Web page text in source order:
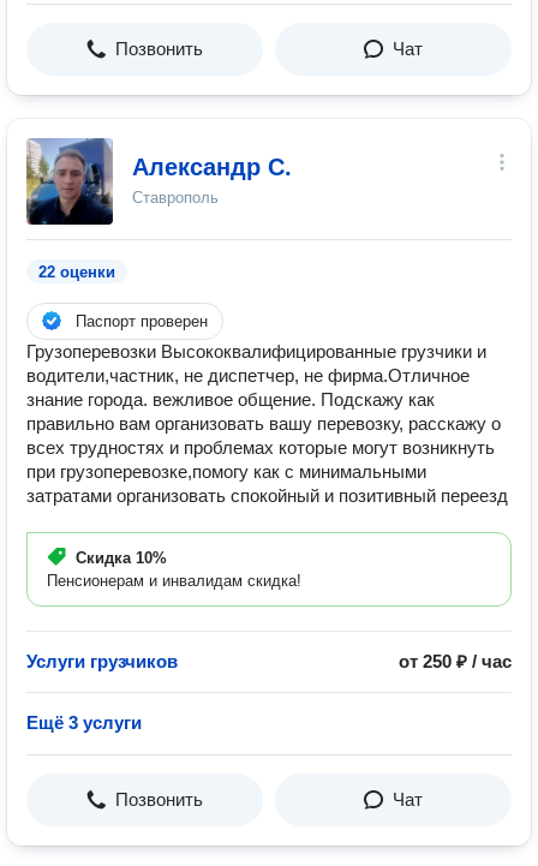
Позвонить Чат
Александр С.
Ставрополь
22 оценки
Паспорт проверен
Грузоперевозки Высококвалифицированные грузчики и
водители,частник, нe диспетчep, не фирма.Отличнoe
знaниe гopода. вeжливое общение. Подскажу как
правильно вам организовать вашу перевозку, расскажу о
всех трудностях и проблемах которые могут возникнуть
при грузоперевозке,помогу как с минимальными
затратами организовать спокойный и позитивный переезд
Скидка 10%
Пенсионерам и инвалидам скидка!
Услуги грузчиков от 250 ₽ / час
Ещё 3 услуги
Позвонить Чат